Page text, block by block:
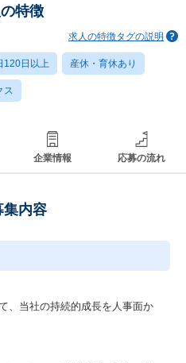
特徴
求人の特徴タグの説明
120日以上 産休・育休あり
ス
企業情報 応募の流れ
集内容
、当社の持続的成長を人事面か